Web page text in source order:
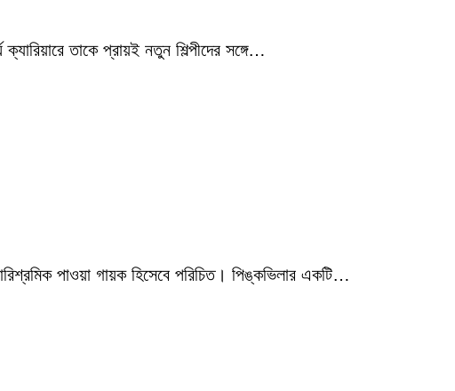
তাকে প্রায়ই নতুন শিল্পীদের সঙ্গে…
পাওয়া গায়ক হিসেবে পরিচিত। পিঙ্কভিলার একটি…